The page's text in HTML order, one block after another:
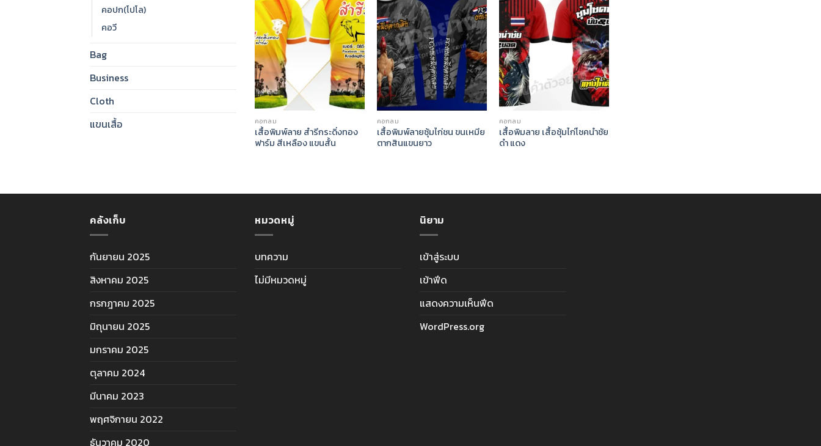
คอปก(โปโล)
คอวี
Bag
Business
Cloth
แขนเสื้อ
คอกลม
เสื้อพิมพ์ลาย สำรีกระดิ่งทอง
ฟาร์ม สีเหลือง แขนสั้น
คอกลม
เสื้อพิมพ์ลายซุ้มไก่ชน ขนเหมีย
ตากสินแขนยาว
คอกลม
เสื้อพิมลาย เสื้อซุ้มไก่โชคนำชัย
ดำ แดง
คลังเก็บ
กันยายน 2025
สิงหาคม 2025
กรกฎาคม 2025
มิถุนายน 2025
มกราคม 2025
ตุลาคม 2024
มีนาคม 2023
พฤศจิกายน 2022
ธันวาคม 2020
หมวดหมู่
บทความ
ไม่มีหมวดหมู่
นิยาม
เข้าสู่ระบบ
เข้าฟีด
แสดงความเห็นฟีด
WordPress.org